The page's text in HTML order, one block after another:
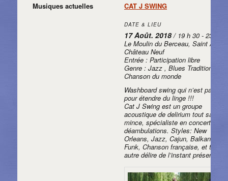
Musiques actuelles CAT J SWING
DATE & LIEU
17 Août. 2018/ 19 h 30 - 23 h 30
Le Moulin du Berceau, Saint Aubin
Château Neuf
Entrée : Participation libre
Genre : Jazz , Blues Traditionnel,
Chanson du monde
Washboard swing qui n’est pas là
pour étendre du linge !!!
Cat J Swing est un groupe
acoustique de delirium tout sauf
mince, spécialiste en concerts et
déambulations. Styles: New
Orleans, Jazz, Cajun, Balkans,
Funk, Chanson française, et tout
autre délire de l’instant présent.